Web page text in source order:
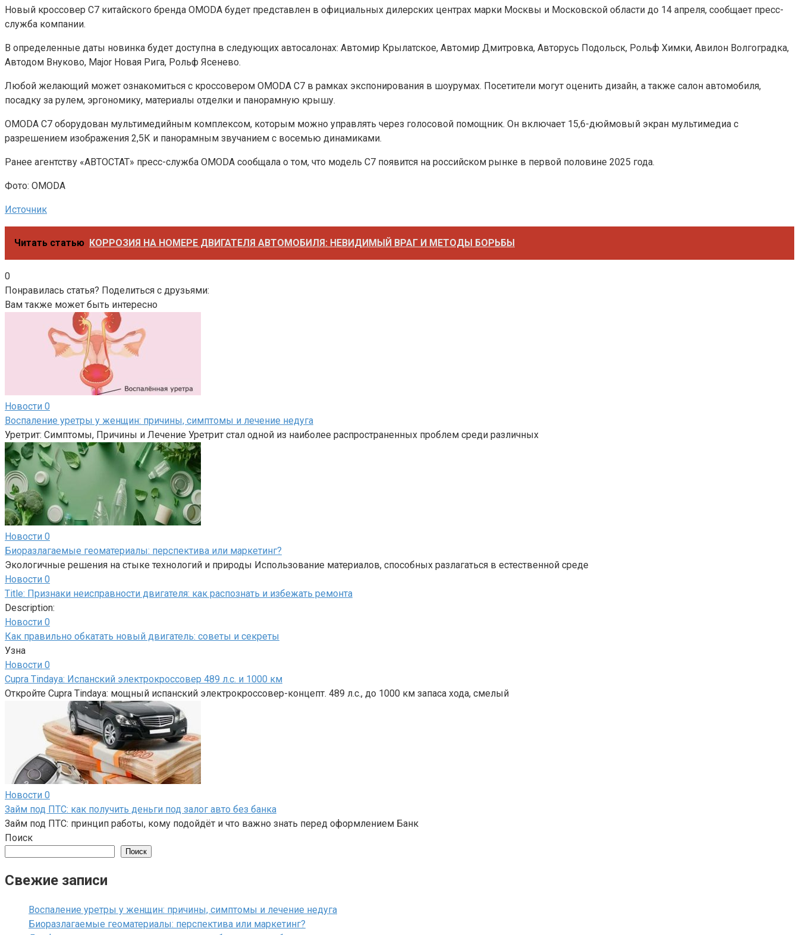
Новый кроссовер C7 китайского бренда OMODA будет представлен в официальных дилерских центрах марки Москвы и Московской области до 14 апреля, сообщает пресс-
служба компании.
В определенные даты новинка будет доступна в следующих автосалонах: Автомир Крылатское, Автомир Дмитровка, Авторусь Подольск, Рольф Химки, Авилон Волгоградка,
Автодом Внуково, Major Новая Рига, Рольф Ясенево.
Любой желающий может ознакомиться с кроссовером OMODA C7 в рамках экспонирования в шоурумах. Посетители могут оценить дизайн, а также салон автомобиля,
посадку за рулем, эргономику, материалы отделки и панорамную крышу.
OMODA C7 оборудован мультимедийным комплексом, которым можно управлять через голосовой помощник. Он включает 15,6-дюймовый экран мультимедиа с
разрешением изображения 2,5К и панорамным звучанием с восемью динамиками.
Ранее агентству «АВТОСТАТ» пресс-служба OMODA сообщала о том, что модель C7 появится на российском рынке в первой половине 2025 года.
Фото: OMODA
Источник
Читать статью КОРРОЗИЯ НА НОМЕРЕ ДВИГАТЕЛЯ АВТОМОБИЛЯ: НЕВИДИМЫЙ ВРАГ И МЕТОДЫ БОРЬБЫ
0
Понравилась статья? Поделиться с друзьями:
Вам также может быть интересно
Новости 0
Воспаление уретры у женщин: причины, симптомы и лечение недуга
Уретрит: Симптомы, Причины и Лечение Уретрит стал одной из наиболее распространенных проблем среди различных
Новости 0
Биоразлагаемые геоматериалы: перспектива или маркетинг?
Экологичные решения на стыке технологий и природы Использование материалов, способных разлагаться в естественной среде
Новости 0
Title: Признаки неисправности двигателя: как распознать и избежать ремонта
Description:
Новости 0
Как правильно обкатать новый двигатель: советы и секреты
Узна
Новости 0
Cupra Tindaya: Испанский электрокроссовер 489 л.с. и 1000 км
Откройте Cupra Tindaya: мощный испанский электрокроссовер-концепт. 489 л.с., до 1000 км запаса хода, смелый
Новости 0
Займ под ПТС: как получить деньги под залог авто без банка
Займ под ПТС: принцип работы, кому подойдёт и что важно знать перед оформлением Банк
Поиск
Поиск
Свежие записи
Воспаление уретры у женщин: причины, симптомы и лечение недуга
Биоразлагаемые геоматериалы: перспектива или маркетинг?